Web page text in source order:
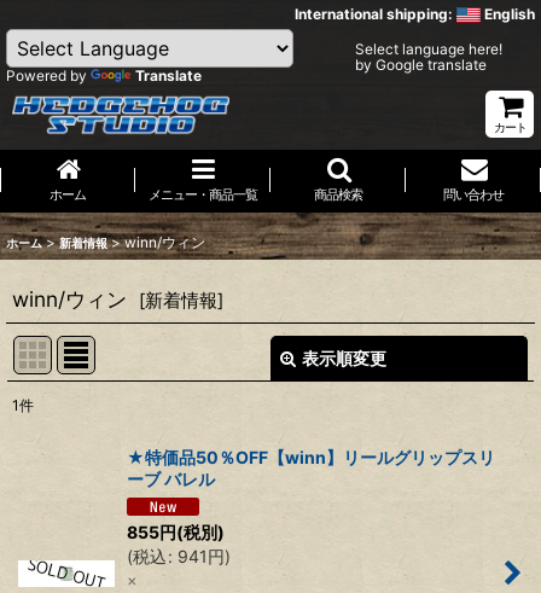
International shipping: English
Powered by Translate
Select language here!
by Google translate
カート
ホーム メニュー・商品一覧 商品検索 問い合わせ
ホーム > 新着情報 > winn/ウィン
winn/ウィン [新着情報]
表示順変更
1件
★特価品50％OFF【winn】リールグリップスリ
ーブ バレル
855円(税別)
(税込: 941円)
×